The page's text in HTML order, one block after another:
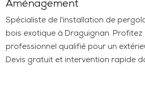
Aménagement
Spécialiste de l'installation de
bois exotique à Draguignan. Profitez
professionnel qualifié pour un
Devis gratuit et intervention rapide